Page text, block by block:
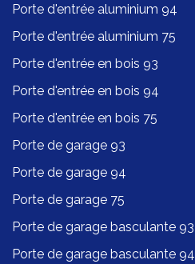
Porte d'entrée aluminium 94
Porte d'entrée aluminium 75
Porte d'entrée en bois 93
Porte d'entrée en bois 94
Porte d'entrée en bois 75
Porte de garage 93
Porte de garage 94
Porte de garage 75
Porte de garage basculante 93
Porte de garage basculante 94